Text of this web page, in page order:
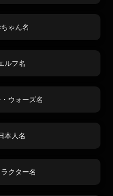
ゃん名
ルフ名
ウォーズ名
本人名
クター名